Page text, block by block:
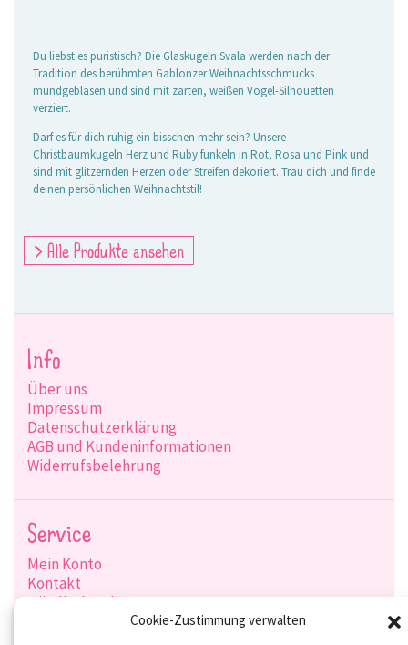
Cookie-Zustimmung verwalten
Du liebst es puristisch? Die Glaskugeln Svala werden nach der
Tradition des berühmten Gablonzer Weihnachtsschmucks
mundgeblasen und sind mit zarten, weißen Vogel-Silhouetten
verziert.
Darf es für dich ruhig ein bisschen mehr sein? Unsere
Christbaumkugeln Herz und Ruby funkeln in Rot, Rosa und Pink und
sind mit glitzernden Herzen oder Streifen dekoriert. Trau dich und finde
deinen persönlichen Weihnachtstil!
> Alle Produkte ansehen
Info
Über uns
Impressum
Datenschutzerklärung
AGB und Kundeninformationen
Widerrufsbelehrung
Service
Mein Konto
Kontakt
Händlerkonditionen